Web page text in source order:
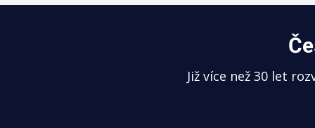
Již více než 30 let